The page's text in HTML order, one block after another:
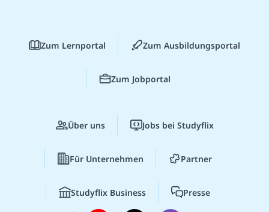
Zum Lernportal Zum Ausbildungsportal
Zum Jobportal
Über uns Jobs bei Studyflix
Für Unternehmen Partner
Studyflix Business Presse